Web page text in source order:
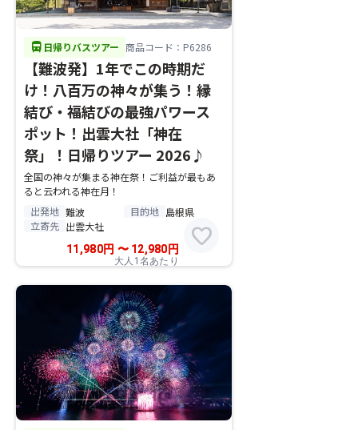
directions_bus 日帰りバスツアー 商品コード：P6286
【難波発】1年でこの時期だ
け！八百万の神々が集う！縁
結び・福結びの最強パワース
ポット！出雲大社「神在
祭」！日帰りツアー 2026♪
全国の神々が集まる神在祭！ご利益が最もあ
ると云われる神在月！
出発地 難波 目的地 島根県
立寄先 出雲大社
11,980円 〜12,980 円
大人1名あたり
favorite